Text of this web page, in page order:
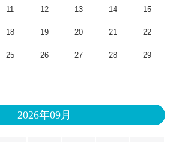
11 12 13 14 15
18 19 20 21 22
25 26 27 28 29
2026年09月